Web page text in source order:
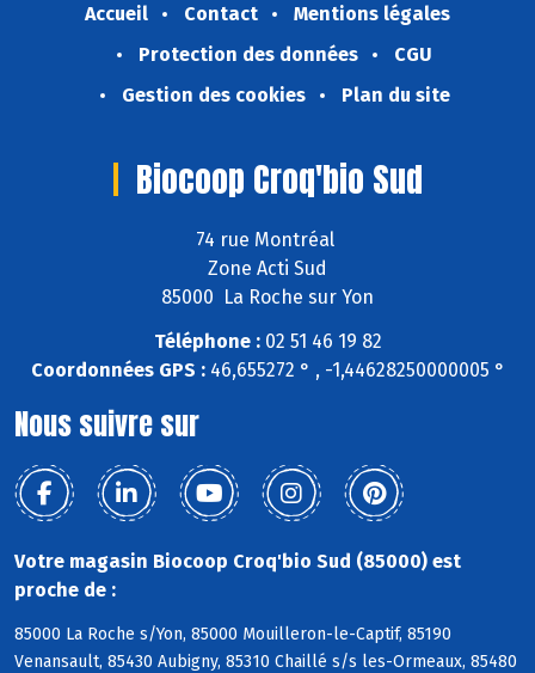
Accueil Contact
Mentions légales
Protection des données
CGU
Gestion des cookies
Plan du site
Biocoop Croq'bio Sud
74 rue Montréal
Zone Acti Sud
85000 La Roche sur Yon
Téléphone :02 51 46 19 82
Coordonnées GPS :46,655272 ° , -1,44628250000005 °
Nous suivre sur
Votre magasin Biocoop Croq'bio Sud (85000) est
proche de :
85000 La Roche s/Yon, 85000 Mouilleron-le-Captif, 85190
Venansault, 85430 Aubigny, 85310 Chaillé s/s les-Ormeaux, 85480